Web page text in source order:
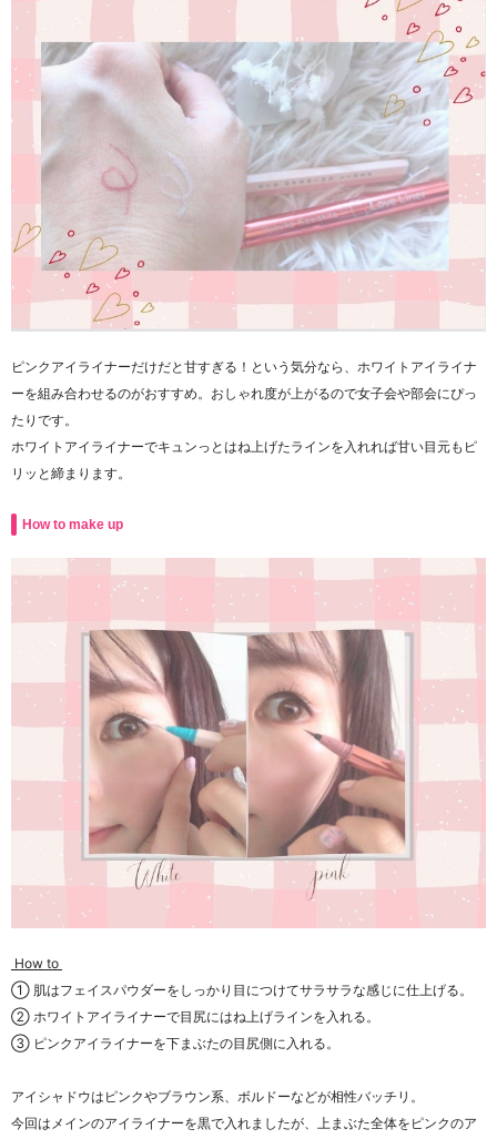
ピンクアイライナーだけだと甘すぎる！という気分なら、ホワイトアイライナ
ーを組み合わせるのがおすすめ。おしゃれ度が上がるので女子会や部会にぴっ
たりです。
ホワイトアイライナーでキュンっとはね上げたラインを入れれば甘い目元もピ
リッと締まります。
How to make up
How to
① 肌はフェイスパウダーをしっかり目につけてサラサラな感じに仕上げる。
② ホワイトアイライナーで目尻にはね上げラインを入れる。
③ ピンクアイライナーを下まぶたの目尻側に入れる。
アイシャドウはピンクやブラウン系、ボルドーなどが相性バッチリ。
今回はメインのアイライナーを黒で入れましたが、上まぶた全体をピンクのア